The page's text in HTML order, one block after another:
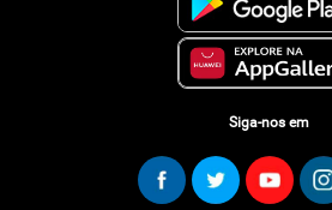
Siga-nos em